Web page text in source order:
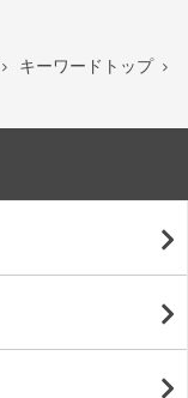
 キーワードトップ 